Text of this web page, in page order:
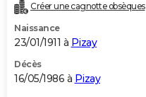
Créer une cagnotte obsèques
Naissance
23/01/1911 à Pizay
Décès
16/05/1986 à Pizay